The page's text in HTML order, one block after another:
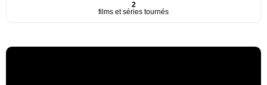
2
films et séries tournés